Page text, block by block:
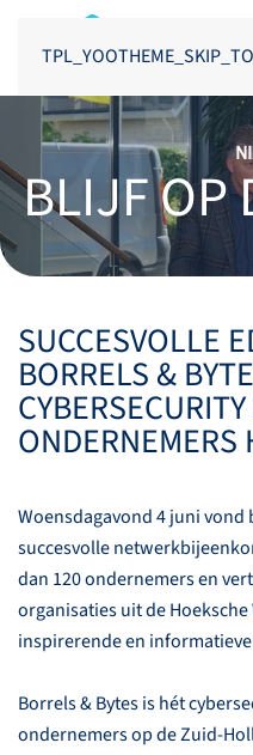
BLIJF OP
SUCCESVOLLE
BORRELS &
ONDERNEMERS
Woensdagavond 4 juni
succesvolle
dan 120 ondernemers en
organisaties uit de
inspirerende en
Borrels & Bytes is hét
ondernemers op de Zuid-